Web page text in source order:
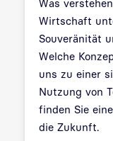
Was
Wirtschaft
Souveränität
Welche
uns zu einer
Nutzung von
finden Sie
die Zukunft.